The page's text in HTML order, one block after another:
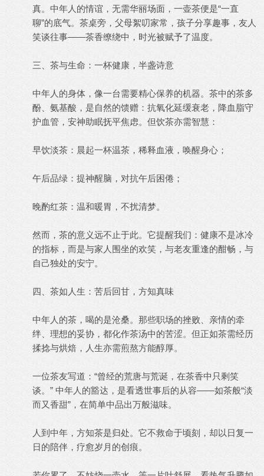
真。中年人的情谊，无需华丽场面，一壶茶便是“一直
聊”的底气。茶桌旁，父母絮叨家常，孩子分享趣事，友人
笑谈往事——茶香缭绕中，时光被赋予了温度。
三、茶与生命：一杯健康，半盏诗意
中年人的身体，像一台需要精心保养的机器。茶中的茶多
酚、氨基酸，是自然的馈赠：抗氧化延缓衰老，降血脂守
护血管，安神助眠抚平焦虑。但饮茶亦需智慧：
早饮淡茶：晨起一杯温茶，稀释血液，唤醒身心；
午后品绿：提神醒脑，对抗午后困倦；
晚酌红茶：温和暖胃，不扰清梦。
然而，茶的意义远不止于此。它提醒我们：健康不是冰冷
的指标，而是与家人围坐的欢笑，与老友重逢的酣畅，与
自己独处的安宁。
四、茶如人生：苦后回甘，方知真味
中年人的茶，喝的是沧桑。那些职场的挫败、亲情的牵
绊、理想的妥协，都化作茶汤中的苦涩。但正如茶需经历
揉捻与烘焙，人生亦需煎熬方能醇厚。
一位茶友写道：“曾经的荒唐与荒诞，在茶香中只剩笑
谈。” 中年人的豁达，是看透世事后的从容——如茶般“淡
而又香甜”，在简单中品出万般滋味。
人到中年，方知茶是归处。它不救命于顷刻，却以日复一
日的陪伴，疗愈岁月的创痕。